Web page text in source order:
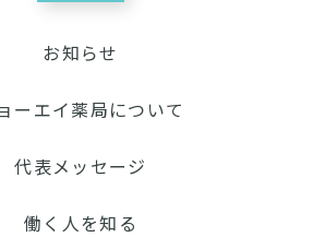
お知らせ
ーエイ薬局について
代表メッセージ
働く人を知る